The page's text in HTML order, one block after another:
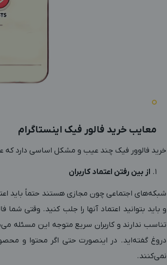
معایب خرید فالور فیک اینستاگرام
خرید فالوور فیک چند عیب و مشکل اساسی دارد که
از بین رفتن اعتماد کاربران
و باید بتوانید اعتماد آنها را جلب کنید. وقتی
تناسب ندارند و کاربران سریع متوجه این مسئله
دروغ گفته‌اید. در اینصورت حتی اگر محتوا و
نمی‌کنند.